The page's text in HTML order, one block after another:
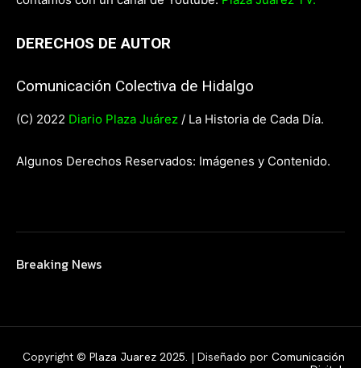
DERECHOS DE AUTOR
Comunicación Colectiva de Hidalgo
(C) 2022 Diario Plaza Juárez / La Historia de Cada Día.
Algunos Derechos Reservados: Imágenes y Contenido.
Breaking News
Copyright © Plaza Juarez 2025. | Diseñado por Comunicación